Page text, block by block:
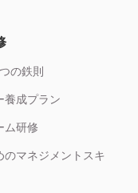
の鉄則
養成プラン
ム研修
のマネジメントスキ